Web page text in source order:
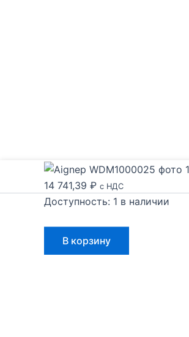
14 741,39 ₽ с НДС
Доступность: 1 в наличии
товара
Aignep
В корзину